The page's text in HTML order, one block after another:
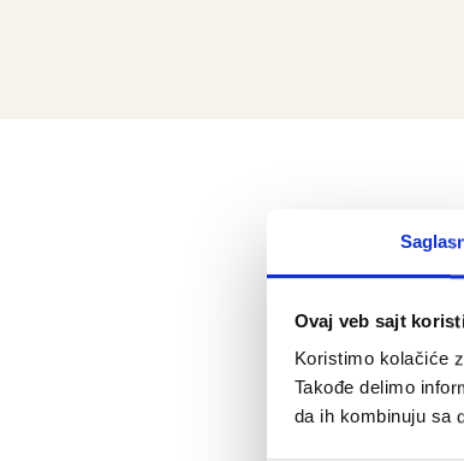
Ovaj veb sajt
Koristimo kolačiće
Takođe delimo
da ih kombinuju sa